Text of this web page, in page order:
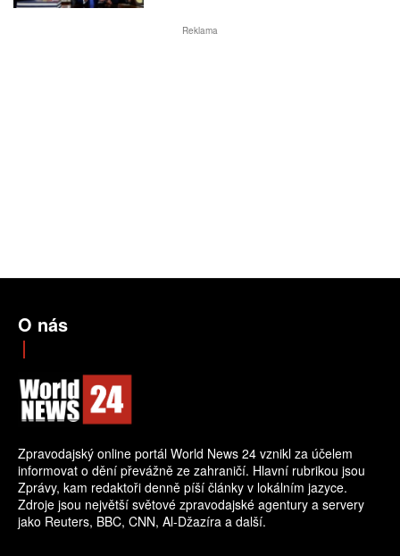
Reklama
O nás
Zpravodajský online portál World News 24 vznikl za účelem
informovat o dění převážně ze zahraničí. Hlavní rubrikou jsou
Zprávy, kam redaktoři denně píší články v lokálním jazyce.
Zdroje jsou největší světové zpravodajské agentury a servery
jako Reuters, BBC, CNN, Al-Džazíra a další.